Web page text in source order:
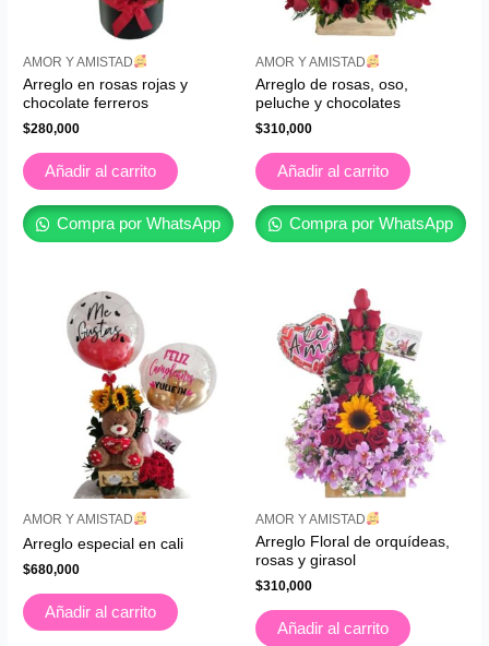
AMOR Y AMISTAD
Arreglo en rosas rojas y
chocolate ferreros
$280,000
Añadir al carrito
Compra por WhatsApp
AMOR Y AMISTAD
Arreglo de rosas, oso,
peluche y chocolates
$310,000
Añadir al carrito
Compra por WhatsApp
AMOR Y AMISTAD
Arreglo especial en cali
$680,000
Añadir al carrito
AMOR Y AMISTAD
Arreglo Floral de orquídeas,
rosas y girasol
$310,000
Añadir al carrito